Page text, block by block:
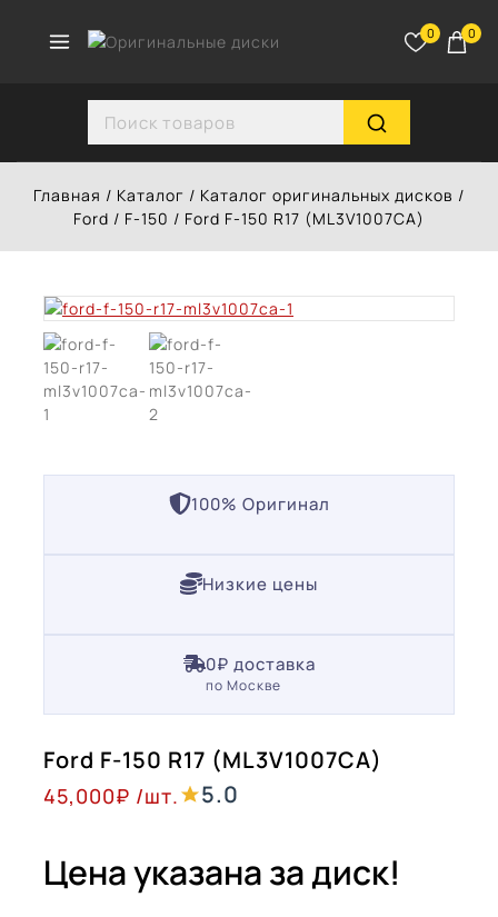
0 0
Главная / Каталог / Каталог оригинальных дисков /
Ford / F-150 / Ford F-150 R17 (ML3V1007CA)
100% Оригинал
Низкие цены
0₽ доставка
по Москве
Ford F-150 R17 (ML3V1007CA)
45,000₽ /шт. 5.0
Цена указана за диск!